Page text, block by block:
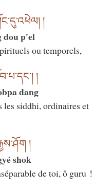
།
dou p'el
ou temporels,
།
dang
les siddhi, ordinaires et
།
shok
de toi, ô guru !